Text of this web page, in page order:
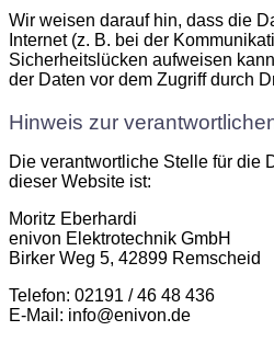
Wir weisen darauf hin, dass die
Internet (z. B. bei der
Sicherheitslücken aufweisen
der Daten vor dem Zugriff durch
Hinweis zur
Die verantwortliche Stelle für die
dieser Website ist:
Moritz Eberhardi
enivon Elektrotechnik GmbH
Birker Weg 5, 42899 Remscheid
Telefon: 02191 / 46 48 436
E-Mail: info@enivon.de